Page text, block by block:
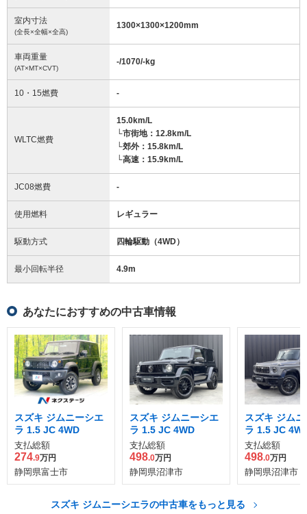
室内寸法
(全長×全幅×全高)
1300×1300×1200mm
車両重量
(AT×MT×CVT)
-/1070/-kg
10・15燃費 -
WLTC燃費
15.0km/L
└市街地：12.8km/L
└郊外：15.8km/L
└高速：15.9km/L
JC08燃費 -
使用燃料 レギュラー
駆動方式 四輪駆動（4WD）
最小回転半径 4.9m
あなたにおすすめの中古車情報
スズキ ジムニーシエ
ラ 1.5 JC 4WD
支払総額
274.9万円
静岡県富士市
スズキ ジムニーシエ
ラ 1.5 JC 4WD
支払総額
498.0万円
静岡県沼津市
スズキ ジム
ラ 1.5 JC
支払総額
498.0万円
静岡県沼津市
スズキ ジムニーシエラの中古車をもっと見る